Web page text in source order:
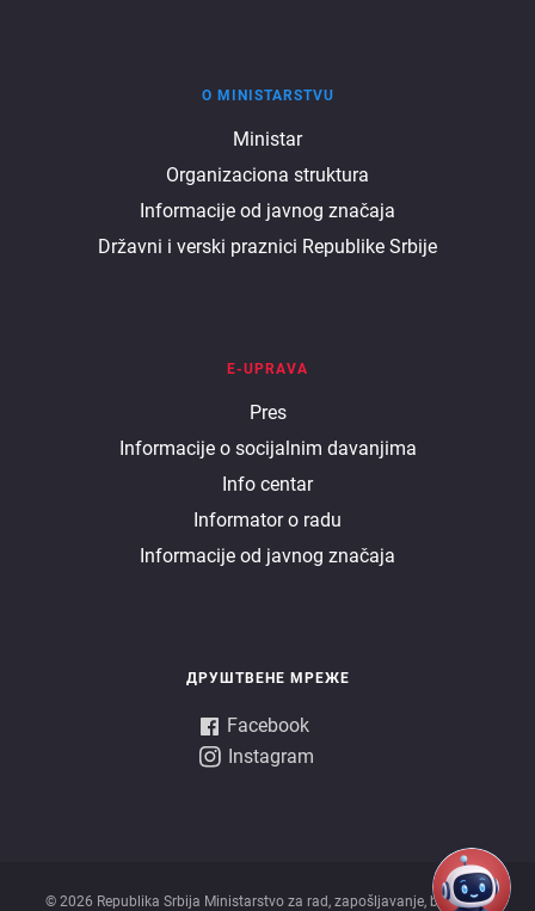
ministarstvu
O MINISTARSTVU
Ministar
Organizaciona struktura
Informacije od javnog značaja
Državni i verski praznici Republike Srbije
E-UPRAVA
Pres
Informacije o socijalnim davanjima
Info centar
Informator o radu
Informacije od javnog značaja
ДРУШТВЕНЕ МРЕЖЕ
Facebook
Instagram
© 2026 Republika Srbija Ministarstvo za rad, zapošljavanje, boračka i